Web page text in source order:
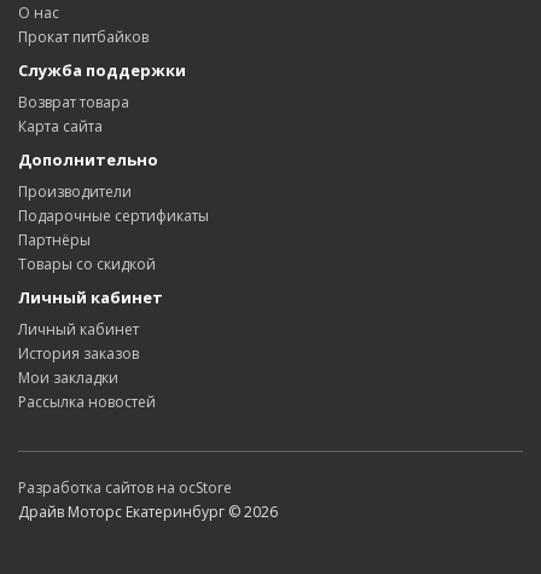
О нас
Прокат питбайков
Служба поддержки
Возврат товара
Карта сайта
Дополнительно
Производители
Подарочные сертификаты
Партнёры
Товары со скидкой
Личный кабинет
Личный кабинет
История заказов
Мои закладки
Рассылка новостей
Разработка сайтов на ocStore
Драйв Моторс Екатеринбург © 2026